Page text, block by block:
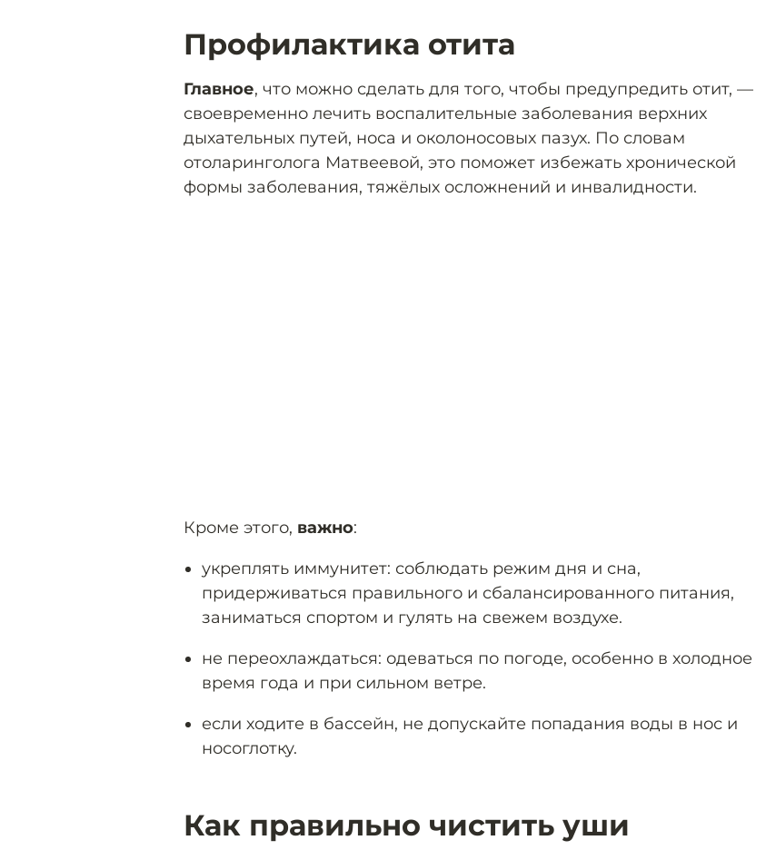
Профилактика отита
Главное, что можно сделать для того, чтобы предупредить отит, —
своевременно лечить воспалительные заболевания верхних
дыхательных путей, носа и околоносовых пазух. По словам
отоларинголога Матвеевой, это поможет избежать хронической
формы заболевания, тяжёлых осложнений и инвалидности.
Кроме этого, важно:
укреплять иммунитет: соблюдать режим дня и сна,
придерживаться правильного и сбалансированного питания,
заниматься спортом и гулять на свежем воздухе.
не переохлаждаться: одеваться по погоде, особенно в холодное
время года и при сильном ветре.
если ходите в бассейн, не допускайте попадания воды в нос и
носоглотку.
Как правильно чистить уши